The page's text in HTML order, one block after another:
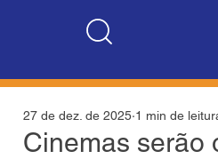
Cinemas serão
27 de dez. de 2025 1 min de